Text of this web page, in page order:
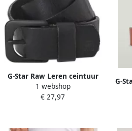
G-Star Raw Leren ceintuur
met doornsluiting
1 webshop
€ 27,97
G-